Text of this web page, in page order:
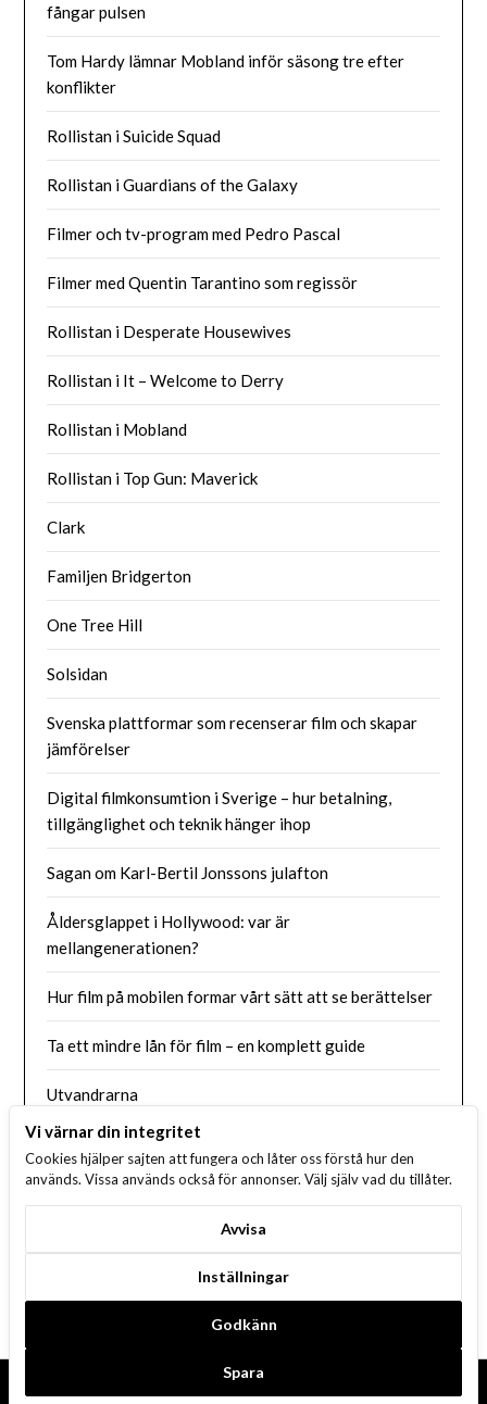
fångar pulsen
Tom Hardy lämnar Mobland inför säsong tre efter
konflikter
Rollistan i Suicide Squad
Rollistan i Guardians of the Galaxy
Filmer och tv-program med Pedro Pascal
Filmer med Quentin Tarantino som regissör
Rollistan i Desperate Housewives
Rollistan i It – Welcome to Derry
Rollistan i Mobland
Rollistan i Top Gun: Maverick
Clark
Familjen Bridgerton
One Tree Hill
Solsidan
Svenska plattformar som recenserar film och skapar
jämförelser
Digital filmkonsumtion i Sverige – hur betalning,
tillgänglighet och teknik hänger ihop
Sagan om Karl-Bertil Jonssons julafton
Åldersglappet i Hollywood: var är
mellangenerationen?
Hur film på mobilen formar vårt sätt att se berättelser
Ta ett mindre lån för film – en komplett guide
Utvandrarna
Så jävla easy going
Vi värnar din integritet
Cookies hjälper sajten att fungera och låter oss förstå hur den
används. Vissa används också för annonser. Välj själv vad du tillåter.
Avvisa
Inställningar
Godkänn
Spara